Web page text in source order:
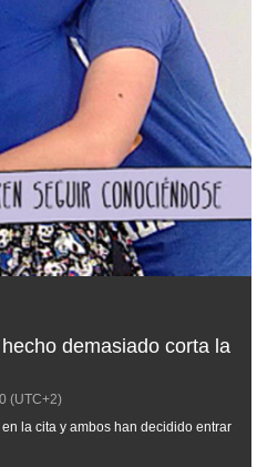
demasiado corta la
(UTC+2)
la cita y ambos han decidido entrar